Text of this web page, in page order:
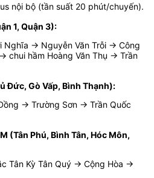
nội bộ (tần suất 20 phút/chuyến).
1, Quận 3):
Nghĩa → Nguyễn Văn Trỗi → Công
chui hầm Hoàng Văn Thụ → Trần
Đức, Gò Vấp, Bình Thạnh):
→ Trường Sơn → Trần Quốc
(Tân Phú, Bình Tân, Hóc Môn,
Tân Kỳ Tân Quý → Cộng Hòa →